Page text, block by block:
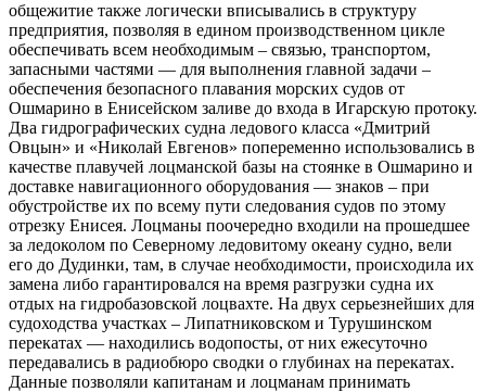
общежитие также логически вписывались в структуру
предприятия, позволяя в едином производственном цикле
обеспечивать всем необходимым – связью, транспортом,
запасными частями — для выполнения главной задачи –
обеспечения безопасного плавания морских судов от
Ошмарино в Енисейском заливе до входа в Игарскую протоку.
Два гидрографических судна ледового класса «Дмитрий
Овцын» и «Николай Евгенов» попеременно использовались в
качестве плавучей лоцманской базы на стоянке в Ошмарино и
доставке навигационного оборудования — знаков – при
обустройстве их по всему пути следования судов по этому
отрезку Енисея. Лоцманы поочередно входили на прошедшее
за ледоколом по Северному ледовитому океану судно, вели
его до Дудинки, там, в случае необходимости, происходила их
замена либо гарантировался на время разгрузки судна их
отдых на гидробазовской лоцвахте. На двух серьезнейших для
судоходства участках – Липатниковском и Турушинском
перекатах — находились водопосты, от них ежесуточно
передавались в радиобюро сводки о глубинах на перекатах.
Данные позволяли капитанам и лоцманам принимать